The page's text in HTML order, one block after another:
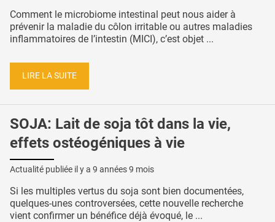
Comment le microbiome intestinal peut nous aider à
prévenir la maladie du côlon irritable ou autres maladies
inflammatoires de l’intestin (MICI), c’est objet ...
LIRE LA SUITE
SOJA: Lait de soja tôt dans la vie,
effets ostéogéniques à vie
Actualité publiée il y a 9 années 9 mois
Si les multiples vertus du soja sont bien documentées,
quelques-unes controversées, cette nouvelle recherche
vient confirmer un bénéfice déjà évoqué, le ...